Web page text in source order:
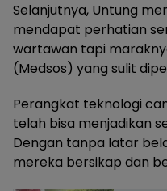
Selanjutnya, Untung
mendapat perhatian
wartawan tapi
(Medsos) yang sulit
Perangkat teknologi
telah bisa menjadikan
Dengan tanpa latar
mereka bersikap dan